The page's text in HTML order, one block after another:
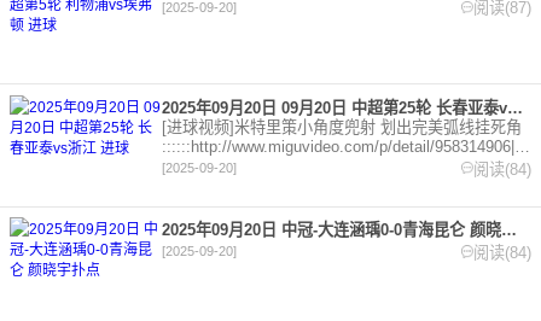
[2025-09-20] 阅读(87)
2025年09月20日 09月20日 中超第25轮 长春亚泰vs浙江 进球
[进球视频]米特里策小角度兜射 划出完美弧线挂死角
::::::http://www.miguvideo.com/p/detail/958314906||||||
[进球视频]彭欣力任意球助攻 罗西奇点球点甩头破门
[2025-09-20] 阅读(84)
2025年09月20日 中冠-大连涵瑀0-0青海昆仑 颜晓宇扑点
[2025-09-20] 阅读(84)